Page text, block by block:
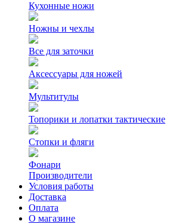
Кухонные ножи
Ножны и чехлы
Все для заточки
Аксессуары для ножей
Мультитулы
Топорики и лопатки тактические
Стопки и фляги
Фонари
Производители
Условия работы
Доставка
Оплата
О магазине